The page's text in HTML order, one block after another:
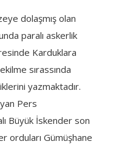
dolaşmış olan
paralı askerlik
Karduklara
sırassında
yazmaktadır.
Pers
Büyük İskender son
orduları Gümüşhane